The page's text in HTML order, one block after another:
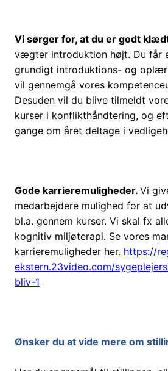
Vi sørger for, at du er godt
vægter introduktion højt. Du får
grundigt introduktions- og
vil gennemgå vores
Desuden vil du blive tilmeldt
kurser i konflikthåndtering, og
gange om året deltage i
Gode karrieremuligheder. Vi
medarbejdere mulighed for at
bl.a. gennem kurser. Vi skal fx
kognitiv miljøterapi. Se vores
karrieremuligheder her. https://
ekstern.23video.com/
bliv-1
Ønsker du at vide mere om